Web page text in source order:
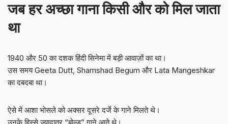
जब हर अच्छा गाना किसी और को मिल जाता
था
1940 और 50 का दशक हिंदी सिनेमा में बड़ी आवाज़ों का था।
उस समय Geeta Dutt, Shamshad Begum और Lata Mangeshkar
का दबदबा था।
ऐसे में आशा भोसले को अक्सर दूसरे दर्जे के गाने मिलते थे।